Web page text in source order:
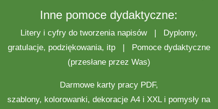
Inne pomoce dydaktyczne:
Litery i cyfry do tworzenia napisów|
Dyplomy,
gratulacje, podziękowania, itp|
Pomoce dydaktyczne
(przesłane przez Was)
Darmowe karty pracyPDF,
szablony, kolorowanki,dekoracje A4 i XXL i pomysły na